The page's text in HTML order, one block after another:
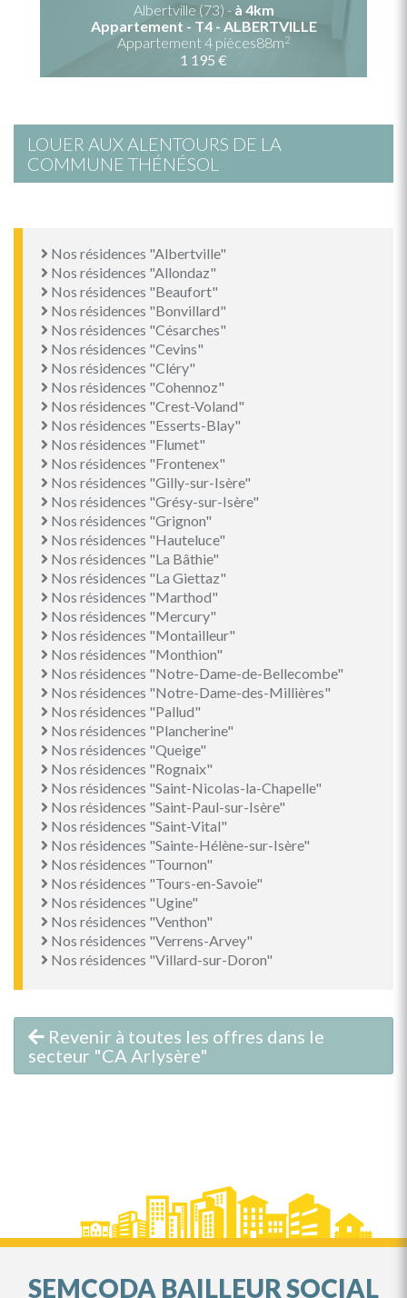
Albertville (73) - à 4km
Appartement - T4 - ALBERTVILLE
Appartement 4 pièces88m2
1 195 €
LOUER AUX ALENTOURS DE LA
COMMUNE THÉNÉSOL
Nos résidences "Albertville"
Nos résidences "Allondaz"
Nos résidences "Beaufort"
Nos résidences "Bonvillard"
Nos résidences "Césarches"
Nos résidences "Cevins"
Nos résidences "Cléry"
Nos résidences "Cohennoz"
Nos résidences "Crest-Voland"
Nos résidences "Esserts-Blay"
Nos résidences "Flumet"
Nos résidences "Frontenex"
Nos résidences "Gilly-sur-Isère"
Nos résidences "Grésy-sur-Isère"
Nos résidences "Grignon"
Nos résidences "Hauteluce"
Nos résidences "La Bâthie"
Nos résidences "La Giettaz"
Nos résidences "Marthod"
Nos résidences "Mercury"
Nos résidences "Montailleur"
Nos résidences "Monthion"
Nos résidences "Notre-Dame-de-Bellecombe"
Nos résidences "Notre-Dame-des-Millières"
Nos résidences "Pallud"
Nos résidences "Plancherine"
Nos résidences "Queige"
Nos résidences "Rognaix"
Nos résidences "Saint-Nicolas-la-Chapelle"
Nos résidences "Saint-Paul-sur-Isère"
Nos résidences "Saint-Vital"
Nos résidences "Sainte-Hélène-sur-Isère"
Nos résidences "Tournon"
Nos résidences "Tours-en-Savoie"
Nos résidences "Ugine"
Nos résidences "Venthon"
Nos résidences "Verrens-Arvey"
Nos résidences "Villard-sur-Doron"
Revenir à toutes les offres dans le
secteur "CA Arlysère"
SEMCODA BAILLEUR SOCIAL